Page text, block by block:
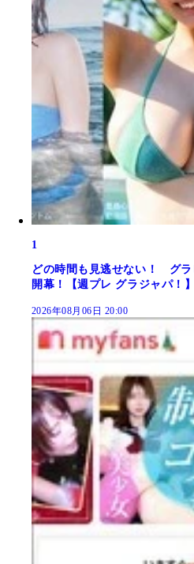
1
どの時間も見逃せない！ グラ
開幕！【週プレ グラジャパ！】
2026年08月06日 20:00